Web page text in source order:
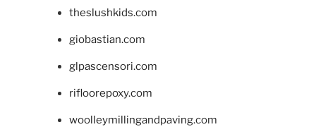
theslushkids.com
giobastian.com
glpascensori.com
rifloorepoxy.com
woolleymillingandpaving.com